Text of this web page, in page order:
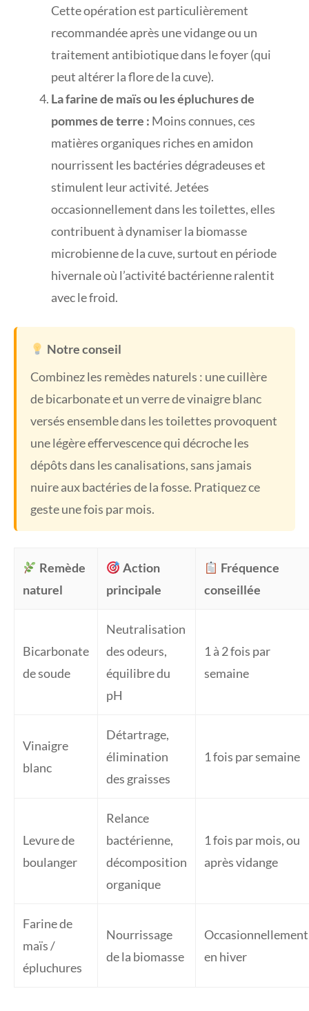
Cette opération est particulièrement
recommandée après une vidange ou un
traitement antibiotique dans le foyer (qui
peut altérer la flore de la cuve).
La farine de maïs ou les épluchures de
pommes de terre : Moins connues, ces
matières organiques riches en amidon
nourrissent les bactéries dégradeuses et
stimulent leur activité. Jetées
occasionnellement dans les toilettes, elles
contribuent à dynamiser la biomasse
microbienne de la cuve, surtout en période
hivernale où l’activité bactérienne ralentit
avec le froid.
Notre conseil
Combinez les remèdes naturels : une cuillère
de bicarbonate et un verre de vinaigre blanc
versés ensemble dans les toilettes provoquent
une légère effervescence qui décroche les
dépôts dans les canalisations, sans jamais
nuire aux bactéries de la fosse. Pratiquez ce
geste une fois par mois.
Remède
naturel
Action
principale
Fréquence
conseillée
Bicarbonate
de soude
Neutralisation
des odeurs,
équilibre du
pH
1 à 2 fois par
semaine
Vinaigre
blanc
Détartrage,
élimination
des graisses
1 fois par semaine
Levure de
boulanger
Relance
bactérienne,
décomposition
organique
1 fois par mois, ou
après vidange
Farine de
maïs /
épluchures
Nourrissage
de la biomasse
Occasionnellement
en hiver